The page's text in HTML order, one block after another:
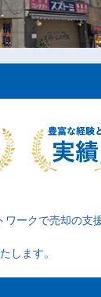
ークで売却の支
します。